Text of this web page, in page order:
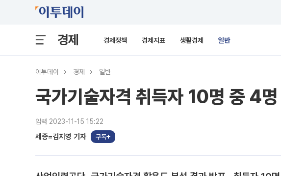
경제 경제정책 경제지표 생활경제 일반
이투데이 경제 일반
국가기술자격 취득자 10명 중 4
입력 2023-11-15 15:22
세종=김지영 기자 구독